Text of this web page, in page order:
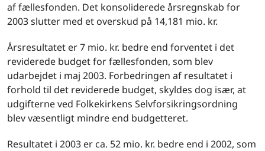
af fællesfonden. Det konsoliderede årsregnskab for
2003 slutter med et overskud på 14,181 mio. kr.
Årsresultatet er 7 mio. kr. bedre end forventet i det
reviderede budget for fællesfonden, som blev
udarbejdet i maj 2003. Forbedringen af resultatet i
forhold til det reviderede budget, skyldes dog især, at
udgifterne ved Folkekirkens Selvforsikringsordning
blev væsentligt mindre end budgetteret.
Resultatet i 2003 er ca. 52 mio. kr. bedre end i 2002, som